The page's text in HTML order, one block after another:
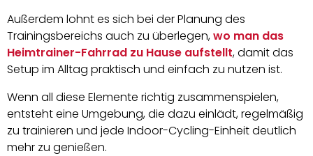
Außerdem lohnt es sich bei der Planung des
Trainingsbereichs auch zu überlegen,wo man das
Heimtrainer-Fahrrad zu Hause aufstellt, damit das
Setup im Alltag praktisch und einfach zu nutzen ist.
Wenn all diese Elemente richtig zusammenspielen,
entsteht eine Umgebung, die dazu einlädt, regelmäßig
zu trainieren und jede Indoor-Cycling-Einheit deutlich
mehr zu genießen.